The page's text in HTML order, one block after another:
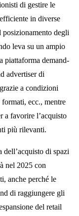
di gestire le
in diverse
degli
leva su un ampio
piattaforma demand-
advertiser di
a condizioni
ecc., mentre
a favorire l’acquisto
più rilevanti.
dell’acquisto di spazi
nel 2025 con
anche perché le
di raggiungere gli
del retail